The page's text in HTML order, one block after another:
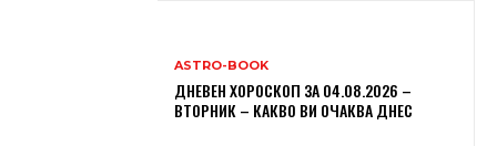
ASTRO-BOOK
ДНЕВЕН ХОРОСКОП ЗА 04.08.2026 –
ВТОРНИК – КАКВО ВИ ОЧАКВА ДНЕС